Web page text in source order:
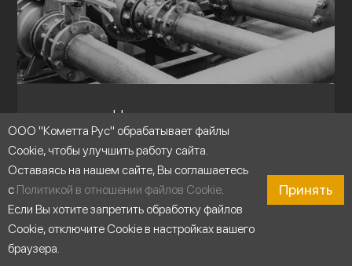
Насосные станции
ООО "Кометта Рус" обрабатывает файлы
Cookie, чтобы улучшить работу сайта.
Оставаясь на нашем сайте, Вы соглашаетесь
с Политикой в отношении файлов Cookie.
Если Вы хотите запретить обработку файлов
Cookie, отключите Cookie в настройках вашего
браузера.
Принять